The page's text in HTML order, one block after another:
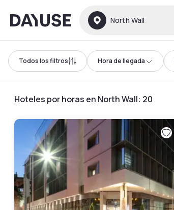
Dayuse North Wall
Todos los filtros Hora de llegada
Hoteles por horas en North Wall: 20